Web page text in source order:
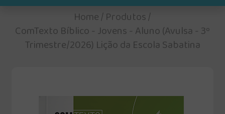
Home/Produtos/
ComTexto Bíblico - Jovens - Aluno (Avulsa - 3º
Trimestre/2026) Lição da Escola Sabatina